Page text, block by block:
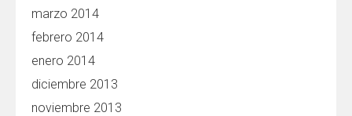
marzo 2014
febrero 2014
enero 2014
diciembre 2013
noviembre 2013